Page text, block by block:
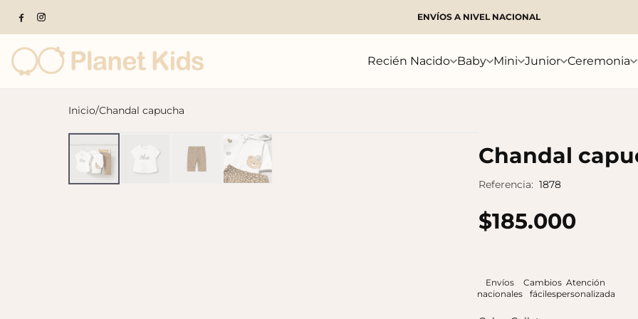
ENVÍOS A NIVEL NACIONAL
Recién Nacido Baby Mini Junior Ceremonia
Inicio/Chandal capucha
Chandal
Referencia: 1878
$185.000
Envíos
nacionales
Cambios
fáciles
Atención
personalizada
Buscar
Productos populares